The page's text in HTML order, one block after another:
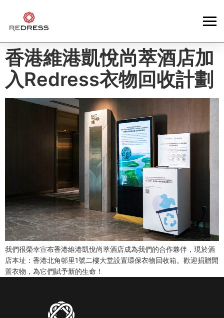
香港維港凱悅尚萃酒店加
入Redress衣物回收計劃
我們很榮幸宣布香港維港凱悅尚萃酒店成為我們的合作夥伴，現於酒
店本址：香港北角邨里1號二樓大堂設置環保衣物回收箱。歡迎捐贈閒
置衣物，為它們賦予新的生命！